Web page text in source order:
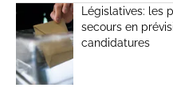
Législatives: les
secours en
candidatures